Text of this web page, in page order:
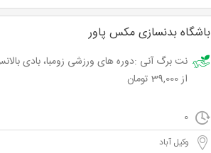
باشگاه بدنسازی مکس پاور
از 39,000 تومان
0
وکیل آباد